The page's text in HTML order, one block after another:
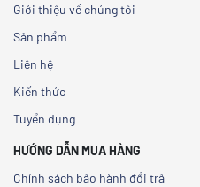
Giới thiệu về chúng tôi
Sản phẩm
Liên hệ
Kiến thức
Tuyển dụng
HƯỚNG DẪN MUA HÀNG
Chính sách bảo hành đổi trả